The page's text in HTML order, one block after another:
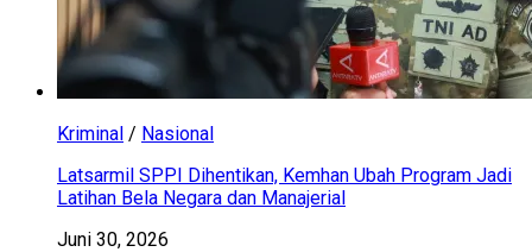
Kriminal / Nasional
Latsarmil SPPI Dihentikan, Kemhan Ubah Program Jadi
Latihan Bela Negara dan Manajerial
Juni 30, 2026